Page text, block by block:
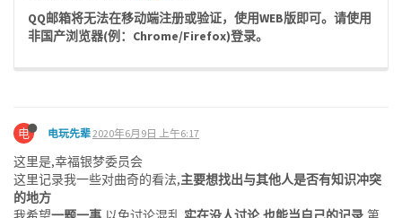
QQ邮箱将无法在移动端注册或验证，使用WEB版即可。请使用
非国产浏览器(例：Chrome/Firefox)登录。
电 电玩先辈2020年6月9日 上午6:17
这里是,幸福银梦委员会
这里记录我一些对曲奇的看法,主要想找出与其他人是否有知识冲突
的地方